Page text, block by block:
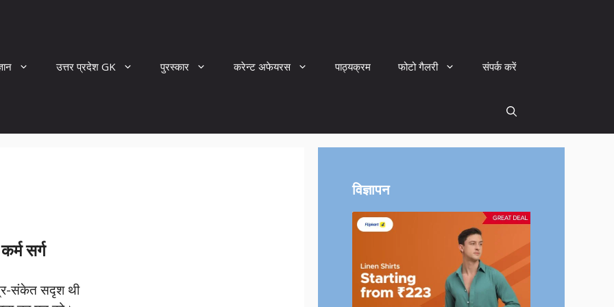
उत्तर प्रदेश GK पुरस्कार करेन्ट अफेयरस पाठ्यक्रम फोटो गैलरी संपर्क करें
कर्म सर्ग
संकेत सदृश थी
विज्ञापन